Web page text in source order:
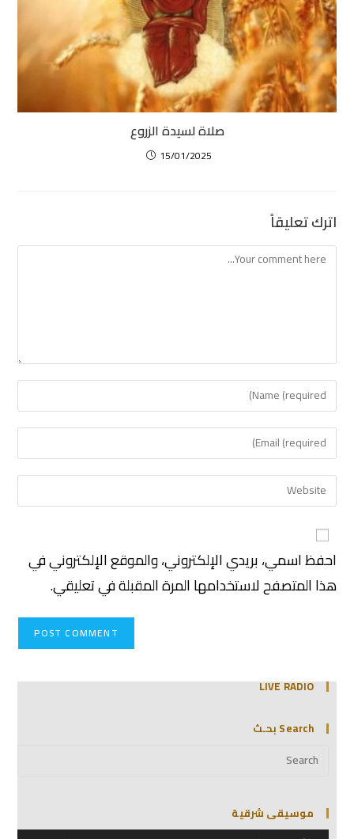
صلاة لسيدة الزروع
15/01/2025
اترك تعليقاً
احفظ اسمي، بريدي الإلكتروني، والموقع الإلكتروني في
هذا المتصفح لاستخدامها المرة المقبلة في تعليقي.
LIVE RADIO
Search بحـث
موسيقى شرقية